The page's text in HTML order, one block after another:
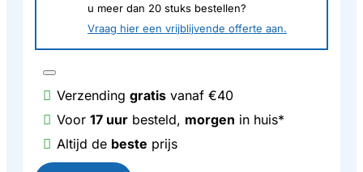
u meer dan 20 stuks bestellen?
Vraag hier een vrijblijvende offerte aan.
Verzending gratis vanaf €40
Voor 17 uur besteld, morgen in huis*
Altijd de beste prijs